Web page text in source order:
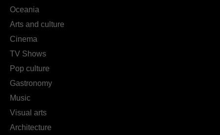
Oceania
Arts and culture
Cinema
TV Shows
Pop culture
Gastronomy
Music
Visual arts
Architecture